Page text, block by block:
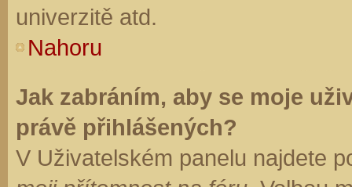
univerzitě atd.
Nahoru
Jak zabráním, aby se moje
právě přihlášených?
V Uživatelském panelu najdete